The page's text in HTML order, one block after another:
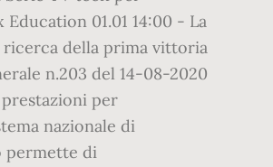
01.01 14:00 - La
ricerca della prima vittoria
n.203 del 14-08-2020
prestazioni per
nazionale di
permette di